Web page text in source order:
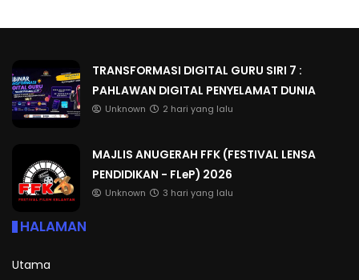
TRANSFORMASI DIGITAL GURU SIRI 7 :
PAHLAWAN DIGITAL PENYELAMAT DUNIA
Unknown 2 hari yang lalu
MAJLIS ANUGERAH FFK (FESTIVAL LENSA
PENDIDIKAN - FLeP) 2026
Unknown 3 hari yang lalu
HALAMAN
Utama